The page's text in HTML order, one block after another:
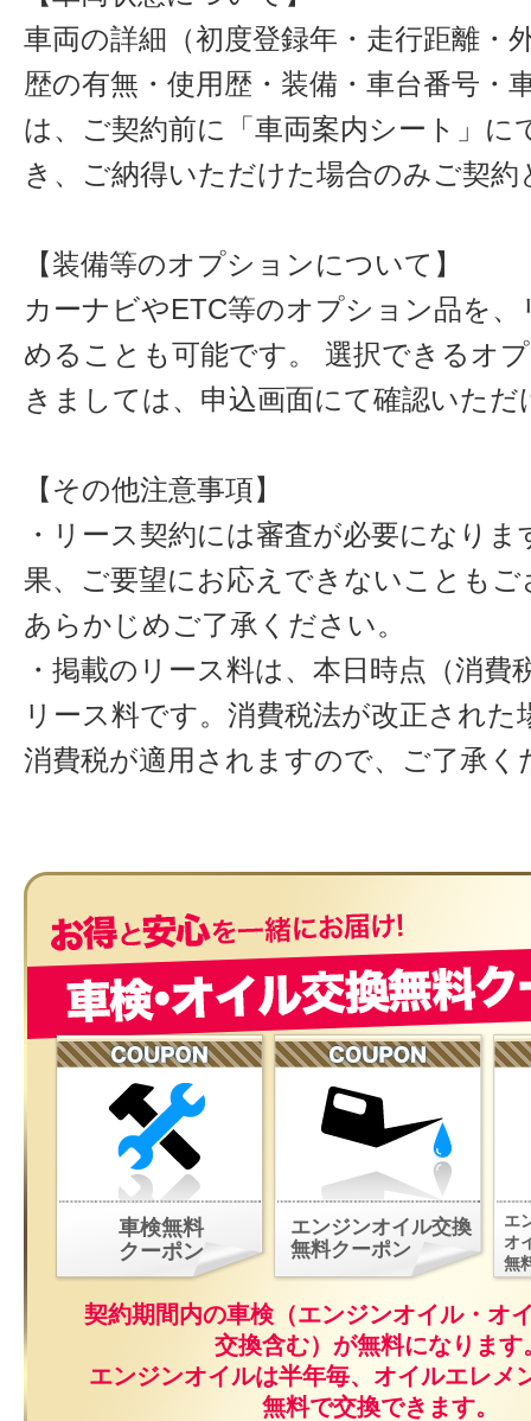
車両の詳細（初度登録年・走行距離・
歴の有無・使用歴・装備・車台番号・
は、ご契約前に「車両案内シート」に
き、ご納得いただけた場合のみご契約
【装備等のオプションについて】
カーナビやETC等のオプション品を、
めることも可能です。 選択できるオ
きましては、申込画面にて確認いただ
【その他注意事項】
・リース契約には審査が必要になりま
果、ご要望にお応えできないことも
あらかじめご了承ください。
・掲載のリース料は、本日時点（消費
リース料です。消費税法が改正された
消費税が適用されますので、ご了承く
車検無料
クーポン
エンジンオイル交換
無料クーポン
エ
オ
無
契約期間内の車検（エンジンオイル・オ
交換含む）が無料になります
エンジンオイルは半年毎、オイルエレメ
無料で交換できます。